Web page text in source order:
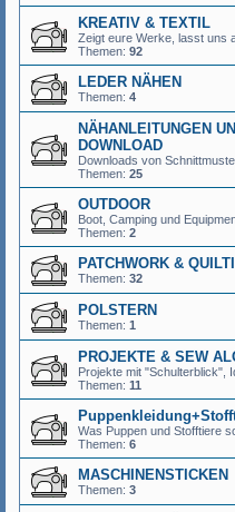
KREATIV & TEXTIL
Zeigt eure Werke, lasst uns
Themen: 92
LEDER NÄHEN
Themen: 4
NÄHANLEITUNGEN
DOWNLOAD
Downloads von
Themen: 25
OUTDOOR
Boot, Camping und
Themen: 2
PATCHWORK &
Themen: 32
POLSTERN
Themen: 1
PROJEKTE & SEW
Projekte mit "Schulterblick",
Themen: 11
Was Puppen und Stofftiere
Themen: 6
MASCHINENSTICKEN
Themen: 3